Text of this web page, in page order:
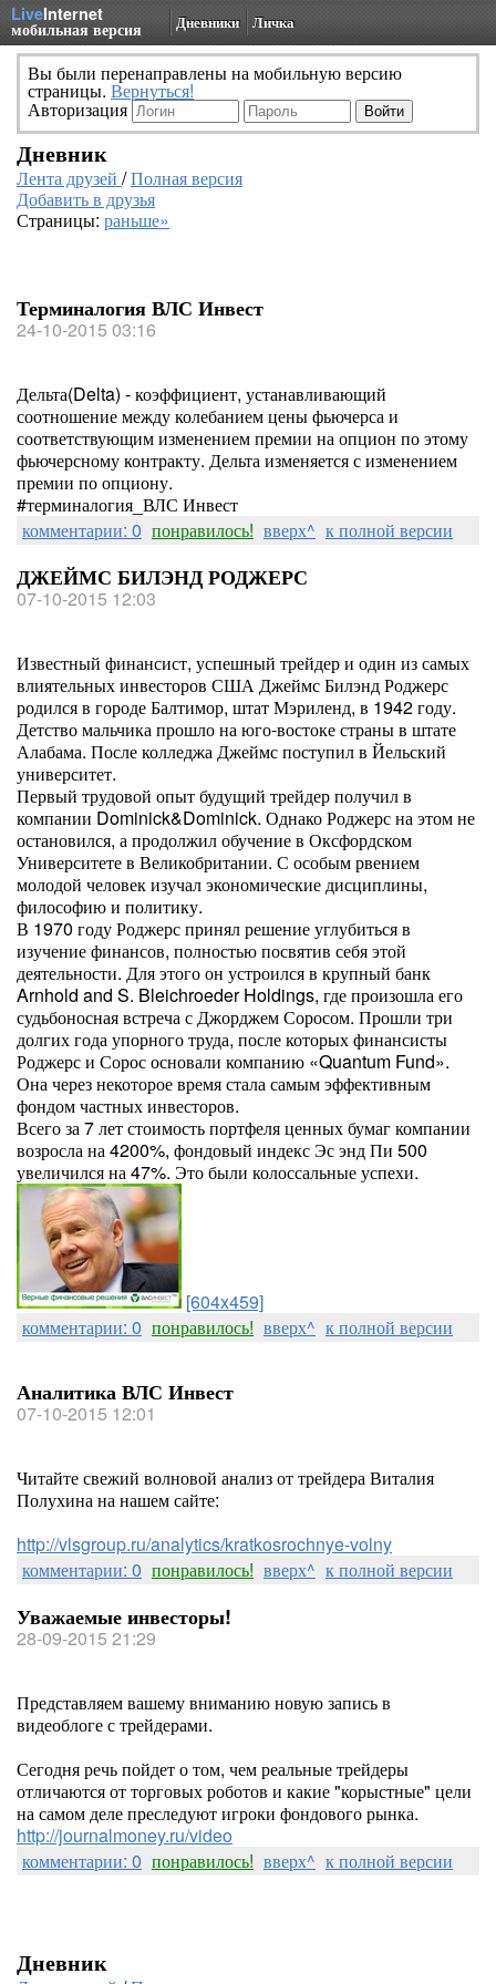
LiveInternet
мобильная версия Дневники Личка
Вы были перенаправлены на мобильную версию
страницы. Вернуться!
Авторизация
Дневник
Лента друзей /Полная версия
Добавить в друзья
Страницы: раньше»
Терминалогия ВЛС Инвест
24-10-2015 03:16
Дельта(Delta) - коэффициент, устанавливающий
соотношение между колебанием цены фьючерса и
соответствующим изменением премии на опцион по этому
фьючерсному контракту. Дельта изменяется с изменением
премии по опциону.
#терминалогия_ВЛС Инвест
комментарии: 0 понравилось! вверх^ к полной версии
ДЖЕЙМС БИЛЭНД РОДЖЕРС
07-10-2015 12:03
Известный финансист, успешный трейдер и один из самых
влиятельных инвесторов США Джеймс Билэнд Роджерс
родился в городе Балтимор, штат Мэриленд, в 1942 году.
Детство мальчика прошло на юго-востоке страны в штате
Алабама. После колледжа Джеймс поступил в Йельский
университет.
Первый трудовой опыт будущий трейдер получил в
компании Dominick&Dominick. Однако Роджерс на этом не
остановился, а продолжил обучение в Оксфордском
Университете в Великобритании. С особым рвением
молодой человек изучал экономические дисциплины,
философию и политику.
В 1970 году Роджерс принял решение углубиться в
изучение финансов, полностью посвятив себя этой
деятельности. Для этого он устроился в крупный банк
Arnhold and S. Bleichroeder Holdings, где произошла его
судьбоносная встреча с Джорджем Соросом. Прошли три
долгих года упорного труда, после которых финансисты
Роджерс и Сорос основали компанию «Quantum Fund».
Она через некоторое время стала самым эффективным
фондом частных инвесторов.
Всего за 7 лет стоимость портфеля ценных бумаг компании
возросла на 4200%, фондовый индекс Эс энд Пи 500
увеличился на 47%. Это были колоссальные успехи.
[604x459]
комментарии: 0 понравилось! вверх^ к полной версии
Аналитика ВЛС Инвест
07-10-2015 12:01
Читайте свежий волновой анализ от трейдера Виталия
Полухина на нашем сайте:
http://vlsgroup.ru/analytics/kratkosrochnye-volny
комментарии: 0 понравилось! вверх^ к полной версии
Уважаемые инвесторы!
28-09-2015 21:29
Представляем вашему вниманию новую запись в
видеоблоге с трейдерами.
Сегодня речь пойдет о том, чем реальные трейдеры
отличаются от торговых роботов и какие "корыстные" цели
на самом деле преследуют игроки фондового рынка.
http://journalmoney.ru/video
комментарии: 0 понравилось! вверх^ к полной версии
Дневник